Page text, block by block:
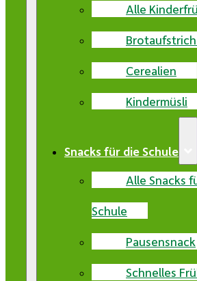
Alle
Cerealien
Kindermüsli
Snacks für die Schule
Alle Snacks
Schule
Pausensnack
Schnelles